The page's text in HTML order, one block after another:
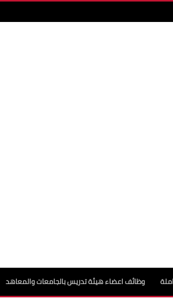
وظائف اعضاء هيئة تدريس بالجامعات والمعاهد